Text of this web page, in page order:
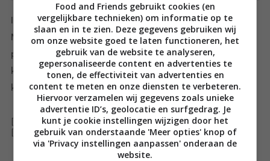
In Klassieke kost toont Dagelijkse kost-chef Jeroen
Meus zijn diepgewortelde waardering voor het pure
product. In 100 gerechten, die elk op hun manier
klassiek zijn, brengt hij een ode aan de hedendaagse
klassieke keuken.
[ywfbt_form product_id="35563"]
[recently_viewed_products]
Food and Friends gebruikt cookies (en
vergelijkbare technieken) om informatie op te
slaan en in te zien. Deze gegevens gebruiken wij
om onze website goed te laten functioneren, het
gebruik van de website te analyseren,
gepersonaliseerde content en advertenties te
tonen, de effectiviteit van advertenties en
content te meten en onze diensten te verbeteren.
Hiervoor verzamelen wij gegevens zoals unieke
advertentie ID’s, geolocatie en surfgedrag. Je
kunt je cookie instellingen wijzigen door het
gebruik van onderstaande 'Meer opties' knop of
via 'Privacy instellingen aanpassen' onderaan de
website.